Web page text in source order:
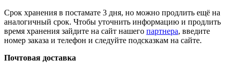
Срок хранения в постамате 3 дня, но можно продлить ещё на
аналогичный срок. Чтобы уточнить информацию и продлить
время хранения зайдите на сайт нашего партнера, введите
номер заказа и телефон и следуйте подсказкам на сайте.
Почтовая доставка